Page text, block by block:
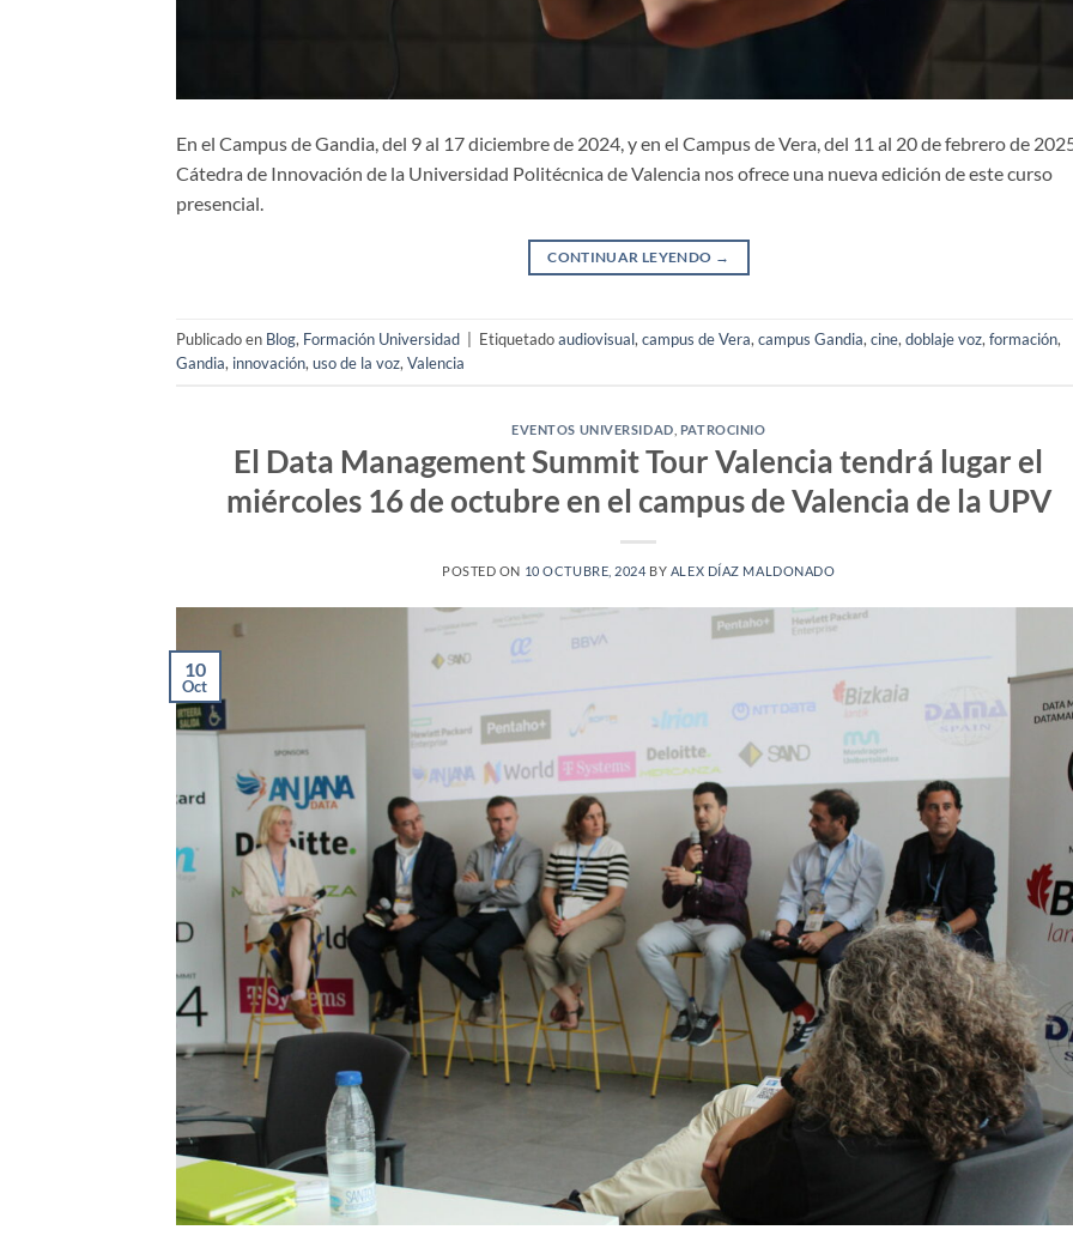
En el Campus de Gandia, del 9 al 17 diciembre de 2024, y en el Campus de Vera, del 11 al 20 de febrero de
Cátedra de Innovación de la Universidad Politécnica de Valencia nos ofrece una nueva edición de este curso
presencial.
CONTINUAR LEYENDO →
Publicado en Blog, Formación Universidad Etiquetadoaudiovisual, campus de Vera, campus Gandia, cine, doblaje voz, formación,
Gandia, innovación, uso de la voz, Valencia
EVENTOS UNIVERSIDAD PATROCINIO
El Data Management Summit Tour Valencia tendrá lugar el
miércoles 16 de octubre en el campus de Valencia de la UPV
POSTED ON 10 OCTUBRE, 2024 BY ALEX DÍAZ MALDONADO
10
Oct